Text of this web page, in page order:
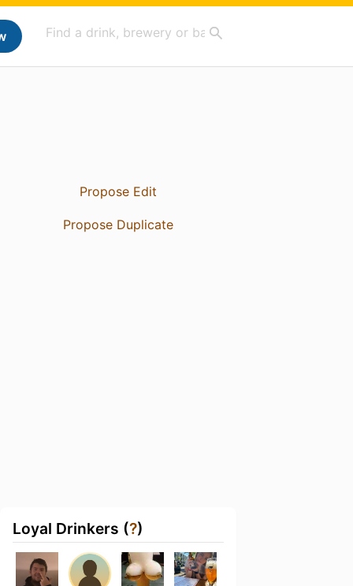
Propose Edit
Propose Duplicate
Loyal Drinkers (?)